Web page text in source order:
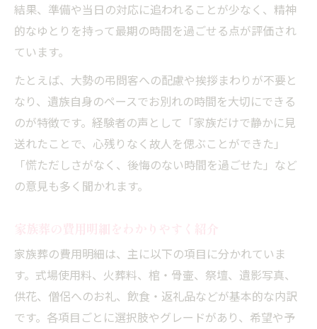
結果、準備や当日の対応に追われることが少なく、精神
的なゆとりを持って最期の時間を過ごせる点が評価され
ています。
たとえば、大勢の弔問客への配慮や挨拶まわりが不要と
なり、遺族自身のペースでお別れの時間を大切にできる
のが特徴です。経験者の声として「家族だけで静かに見
送れたことで、心残りなく故人を偲ぶことができた」
「慌ただしさがなく、後悔のない時間を過ごせた」など
の意見も多く聞かれます。
家族葬の費用明細は、主に以下の項目に分かれていま
す。式場使用料、火葬料、棺・骨壷、祭壇、遺影写真、
供花、僧侶へのお礼、飲食・返礼品などが基本的な内訳
です。各項目ごとに選択肢やグレードがあり、希望や予